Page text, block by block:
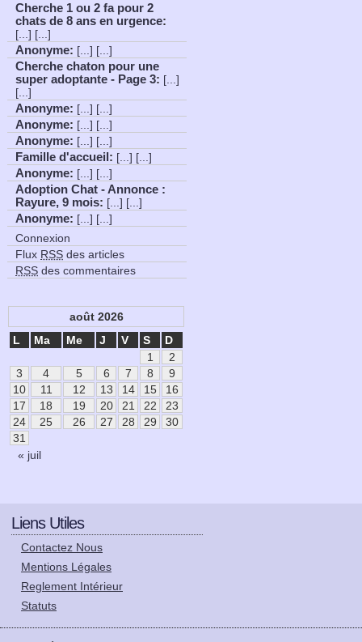
Cherche 1 ou 2 fa pour 2
chats de 8 ans en urgence:
[...] [...]
Anonyme: [...] [...]
Cherche chaton pour une
super adoptante - Page 3: [...]
[...]
Anonyme: [...] [...]
Anonyme: [...] [...]
Anonyme: [...] [...]
Famille d'accueil : [...] [...]
Anonyme: [...] [...]
Adoption Chat - Annonce :
Rayure, 9 mois: [...] [...]
Anonyme: [...] [...]
Connexion
Flux RSS des articles
RSS des commentaires
août 2026
L
Ma Me J V S D
« juil
1
2
3
4 5 6 7 8
9
10
11 12 13 14 15
16
17
18 19 20 21 22
23
24
25 26 27 28 29
30
31
Liens Utiles
Contactez Nous
Mentions Légales
Reglement Intérieur
Statuts